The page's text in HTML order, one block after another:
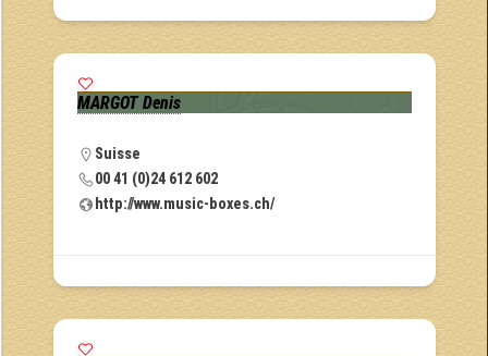
MARGOT Denis
Suisse
00 41 (0)24 612 602
http://www.music-boxes.ch/